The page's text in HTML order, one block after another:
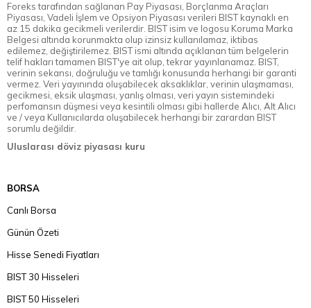
Foreks tarafından sağlanan Pay Piyasası, Borçlanma Araçları
Piyasası, Vadeli İşlem ve Opsiyon Piyasası verileri BIST kaynaklı en
az 15 dakika gecikmeli verilerdir. BIST isim ve logosu Koruma Marka
Belgesi altında korunmakta olup izinsiz kullanılamaz, iktibas
edilemez, değiştirilemez. BIST ismi altında açıklanan tüm belgelerin
telif hakları tamamen BIST'ye ait olup, tekrar yayınlanamaz. BIST,
verinin sekansı, doğruluğu ve tamlığı konusunda herhangi bir garanti
vermez. Veri yayınında oluşabilecek aksaklıklar, verinin ulaşmaması,
gecikmesi, eksik ulaşması, yanlış olması, veri yayın sistemindeki
perfomansın düşmesi veya kesintili olması gibi hallerde Alıcı, Alt Alıcı
ve / veya Kullanıcılarda oluşabilecek herhangi bir zarardan BIST
sorumlu değildir.
Uluslarası döviz piyasası kuru
BORSA
Canlı Borsa
Günün Özeti
Hisse Senedi Fiyatları
BIST 30 Hisseleri
BIST 50 Hisseleri